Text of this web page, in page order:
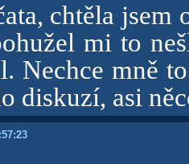
chtěla jsem
mi to
Nechce mně
diskuzí, asi